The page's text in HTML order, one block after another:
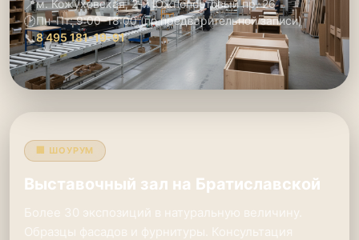
📍м. Кожуховская, 2-й Южнопортовый пр. 26
🕑Пн–Пт: 9:00–18:00 (по предварительной записи)
📞8 495 181-19-91
🏢 ШОУРУМ
Выставочный зал на Братиславской
Более 30 экспозиций в натуральную величину.
Образцы фасадов и фурнитуры. Консультация